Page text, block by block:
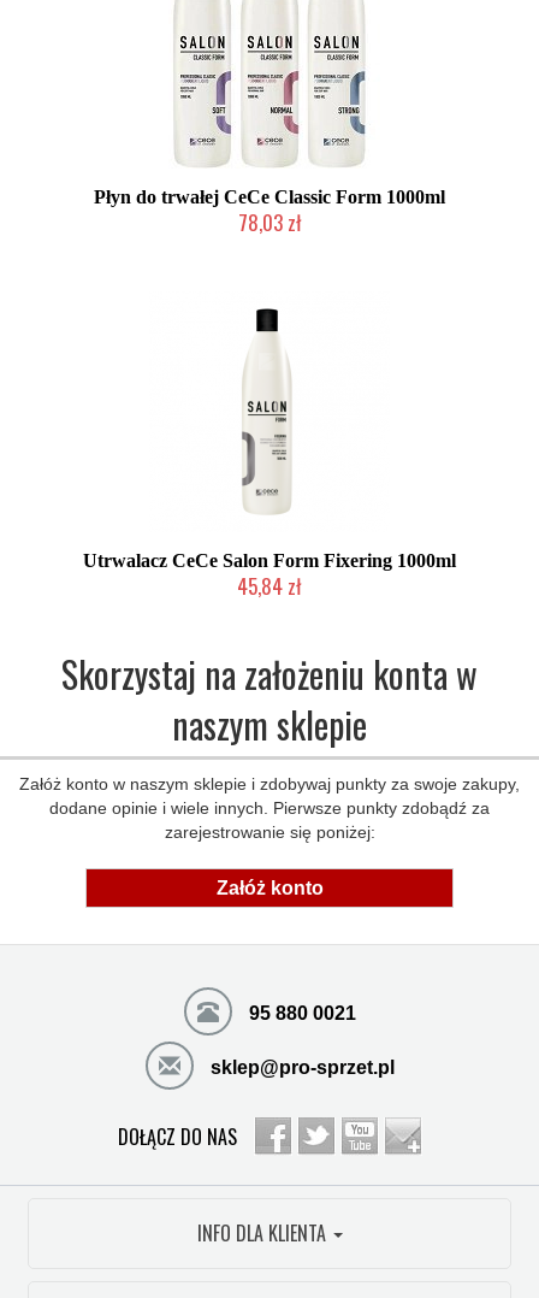
Płyn do trwałej CeCe Classic Form 1000ml
78,03 zł
Utrwalacz CeCe Salon Form Fixering 1000ml
45,84 zł
Skorzystaj na założeniu konta w
naszym sklepie
Załóż konto w naszym sklepie i zdobywaj punkty za swoje zakupy,
dodane opinie i wiele innych. Pierwsze punkty zdobądź za
zarejestrowanie się poniżej:
Załóż konto
95 880 0021
sklep@pro-sprzet.pl
DOŁĄCZ DO NAS
INFO DLA KLIENTA